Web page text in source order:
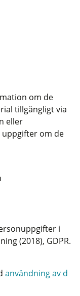
om de
tillgängligt via
eller
uppgifter om de
i
(2018), GDPR.
användning av d